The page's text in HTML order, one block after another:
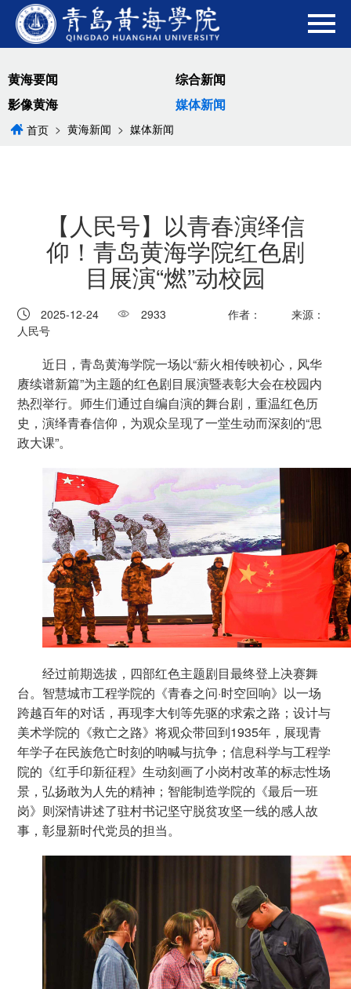
黄海要闻
综合新闻
影像黄海
媒体新闻
首页 > 黄海新闻 > 媒体新闻
【人民号】以青春演绎信
仰！青岛黄海学院红色剧
目展演“燃”动校园
2025-12-24 2933 作者：
来源：
人民号
近日，青岛黄海学院一场以“薪火相传映初心，风华
赓续谱新篇”为主题的红色剧目展演暨表彰大会在校园内
热烈举行。师生们通过自编自演的舞台剧，重温红色历
史，演绎青春信仰，为观众呈现了一堂生动而深刻的“思
政大课”。
经过前期选拔，四部红色主题剧目最终登上决赛舞
台。智慧城市工程学院的《青春之问·时空回响》以一场
跨越百年的对话，再现李大钊等先驱的求索之路；设计与
美术学院的《救亡之路》将观众带回到1935年，展现青
年学子在民族危亡时刻的呐喊与抗争；信息科学与工程学
院的《红手印新征程》生动刻画了小岗村改革的标志性场
景，弘扬敢为人先的精神；智能制造学院的《最后一班
岗》则深情讲述了驻村书记坚守脱贫攻坚一线的感人故
事，彰显新时代党员的担当。